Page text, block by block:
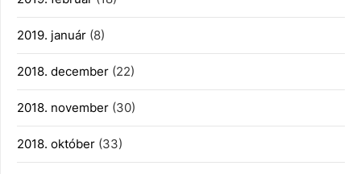
2019. január (8)
2018. december (22)
2018. november (30)
2018. október (33)